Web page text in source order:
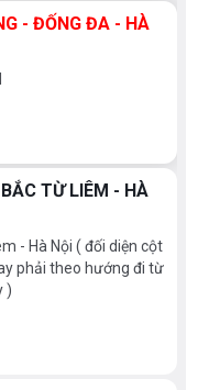
- ĐỐNG ĐA - HÀ
TỪ LIÊM - HÀ
- Hà Nội ( đối diện cột
phải theo hướng đi từ
)